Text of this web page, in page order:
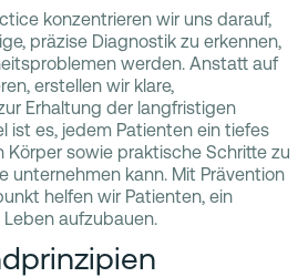
konzentrieren wir uns darauf,
präzise Diagnostik zu erkennen,
werden. Anstatt auf
erstellen wir klare,
Erhaltung der langfristigen
ist es, jedem Patienten ein tiefes
Körper sowie praktische Schritte zu
unternehmen kann. Mit Prävention
helfen wir Patienten, ein
aufzubauen.